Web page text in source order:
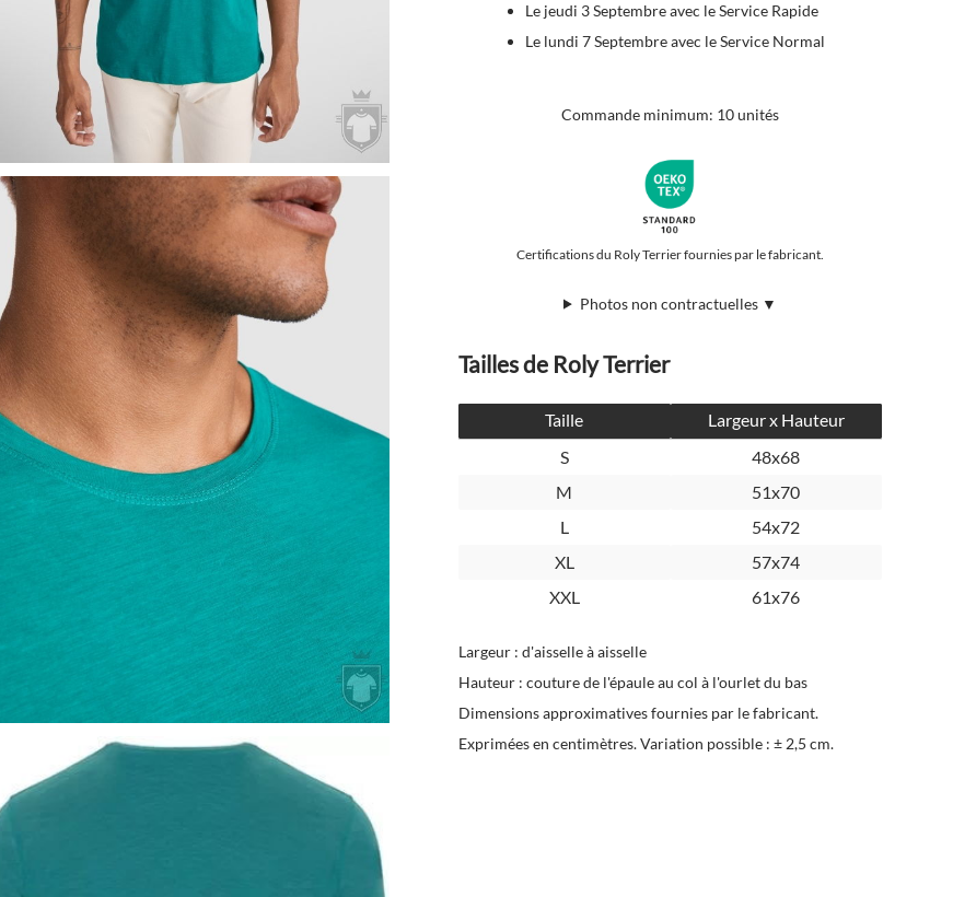
Le jeudi 3 Septembre avec le Service Rapide
Le lundi 7 Septembre avec le Service Normal
Commande minimum: 10 unités
Certifications du Roly Terrier fournies par le fabricant.
Photos non contractuelles ▼
Tailles de Roly Terrier
Taille
Largeur x Hauteur
S
48x68
M
51x70
L
54x72
XL
57x74
XXL
61x76
Largeur : d'aisselle à aisselle
Hauteur : couture de l'épaule au col à l'ourlet du bas
Dimensions approximatives fournies par le fabricant.
Exprimées en centimètres. Variation possible : ± 2,5 cm.